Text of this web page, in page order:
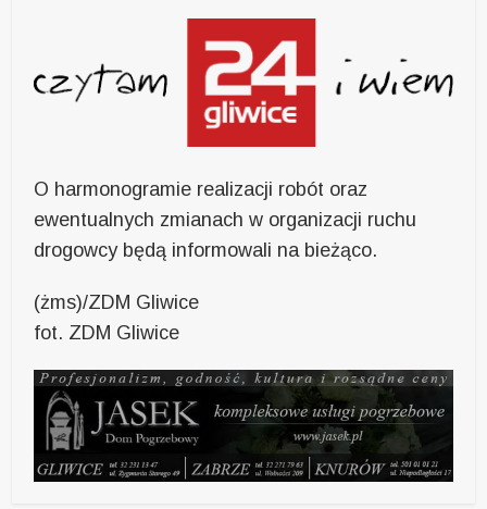
O harmonogramie realizacji robót oraz
ewentualnych zmianach w organizacji ruchu
drogowcy będą informowali na bieżąco.
(żms)/ZDM Gliwice
fot. ZDM Gliwice